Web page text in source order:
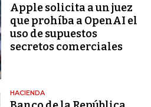
Apple solicita a un juez
que prohíba a OpenAI el
uso de supuestos
secretos comerciales
HACIENDA